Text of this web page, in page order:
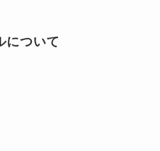
について